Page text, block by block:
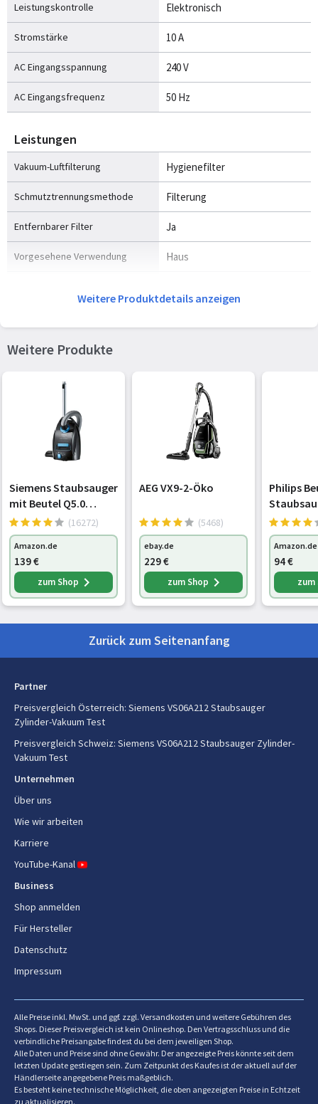
Leistungskontrolle Elektronisch
Stromstärke 10 A
AC Eingangsspannung 240 V
AC Eingangsfrequenz 50 Hz
Leistungen
Vakuum-Luftfilterung Hygienefilter
Schmutztrennungsmethode Filterung
Entfernbarer Filter Ja
Vorgesehene Verwendung Haus
Betriebsradius
Gewicht und Abmessungen
287 mm
400 mm
Gewicht
Gewicht (ohne Zubehör) 4,7 kg
Verpackungsbreite 493 mm
Verpackungstiefe 326 mm
Verpackungshöhe 306 mm
Paketgewicht 5,8 kg
Typ
Reinigungsart
Staubbehälter Typ
Schlauchtyp
Ergonomie
Kabellänge
Kabelaufwicklung
Automatische Kabelaufwicklung Ja
Tragegriff(e) Ja
Ein-/Ausschalter Ja
Steuerung Drehregler
Weitere Produktdetails anzeigen
Weitere Produkte
Siemens Staubsauger
mit Beutel Q5.0
extreme
silencePower
VSQ5X1230, ideal für
Allergiker, Hygiene-
Filter, starke
Saugleistung,
(16272)
Amazon.de
139€
zum Shop
AEG VX9-2-Öko
(5468)
ebay.de
229€
zum Shop
Philips
Serie,
Amazon.de
94€
Zurück zum Seitenanfang
Partner
Preisvergleich Österreich: Siemens VS06A212 Staubsauger
Zylinder-Vakuum Test
Preisvergleich Schweiz: Siemens VS06A212 Staubsauger Zylinder-
Vakuum Test
Unternehmen
Über uns
Wie wir arbeiten
Karriere
YouTube-Kanal
Business
Shop anmelden
Für Hersteller
Datenschutz
Impressum
Alle Preise inkl. MwSt. und ggf. zzgl. Versandkosten und weitere Gebühren des
Shops. Dieser Preisvergleich ist kein Onlineshop. Den Vertragsschluss und die
verbindliche Preisangabe findest du bei dem jeweiligen Shop.
Alle Daten und Preise sind ohne Gewähr. Der angezeigte Preis könnte seit dem
letzten Update gestiegen sein. Zum Zeitpunkt des Kaufes ist der aktuell auf der
Händlerseite angegebene Preis maßgeblich.
Es besteht keine technische Möglichkeit, die oben angezeigten Preise in Echtzeit
zu aktualisieren.